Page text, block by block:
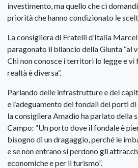
investimento, ma quello che ci
priorità che hanno condizionato le
La consigliera di Fratelli d’Italia
paragonato il bilancio della Giunta “al
Chi non conosce i territori lo legge e vi
realtà è diversa”.
Parlando delle infrastrutture e del
e l’adeguamento dei fondali dei porti
la consigliera Amadio ha parlato della
Campo: “Un porto dove il fondale è
bisogno di un dragaggio, perché le
e se non entrano si perdono gli
economiche e per il turismo”.